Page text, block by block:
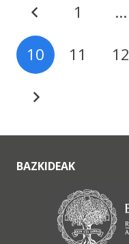
1 …
10 11 12
BAZKIDEAK